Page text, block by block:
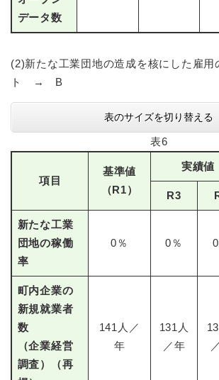
データ数
(2)新たな工業団地の造成を核にした雇用
ト → B
表のサイズを切り替える
表6
項目
基準値
（R1）
実績値
R3
新たな工業
団地の稼働
率
0％ 0％
町内企業の
新規就業者
数
（企業経営
調査）（再
141人／
年
131人
／年